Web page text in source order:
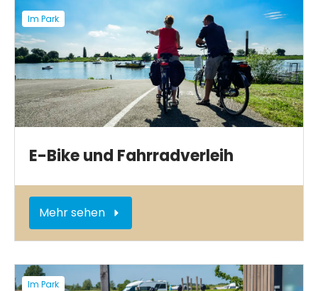
Im Park
E-Bike und Fahrradverleih
Mehr sehen
Im Park